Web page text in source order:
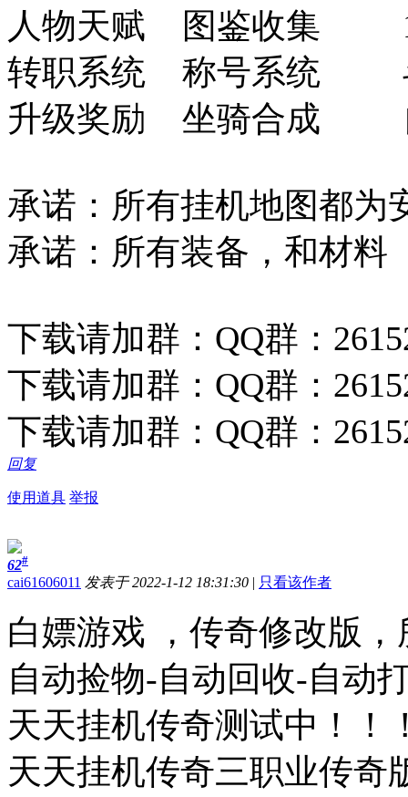
人物天赋 图鉴收集
转职系统 称号系统
升级奖励 坐骑合成
承诺：所有挂机地图都为
承诺：所有装备，和材料
下载请加群：QQ群：
下载请加群：QQ群：
下载请加群：QQ群：
回复
使用道具 举报
62#
cai61606011 发表于 2022-1-12 18:31:30 | 只看该作者
白嫖游戏 ，传奇修改版
自动捡物-自动回收-自动
天天挂机传奇测试中！！
天天挂机传奇三职业传奇